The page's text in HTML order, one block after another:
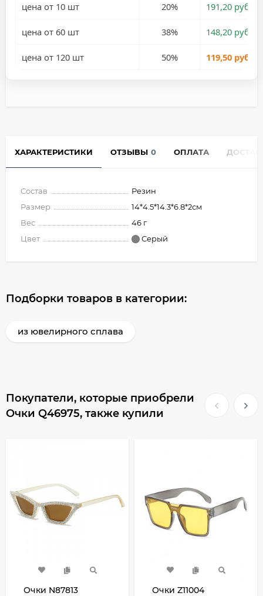
цена от 10 шт 20% 191,20 руб.
цена от 60 шт 38% 148,20 руб.
цена от 120 шт 50% 119,50 руб.
ХАРАКТЕРИСТИКИ ОТЗЫВЫ 0 ОПЛАТА
Состав
Резин
Размер
14*4.5*14.3*6.8*2см
Вес
46 г
Цвет
Серый
Подборки товаров в категории:
из ювелирного сплава
Покупатели, которые приобрели
Очки Q46975, также купили
Очки N87813 Очки Z11004